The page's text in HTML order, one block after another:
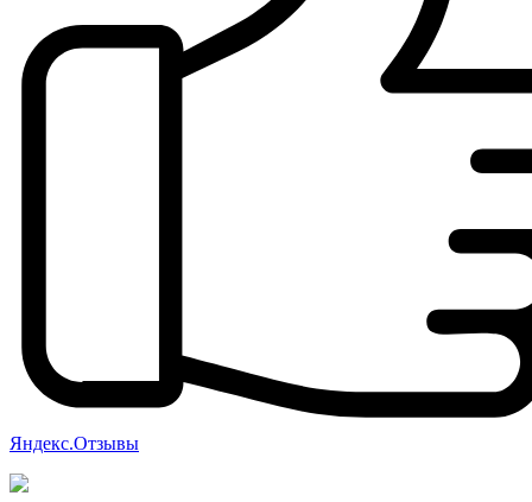
Яндекс.Отзывы